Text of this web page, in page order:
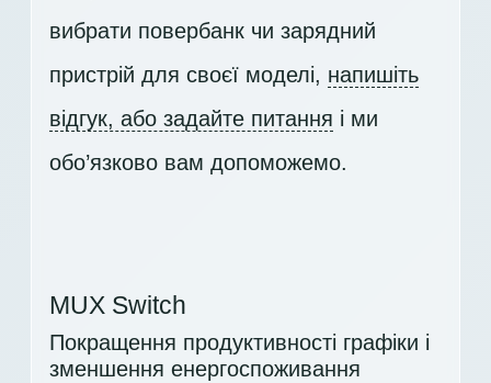
вибрати повербанк чи зарядний
пристрій для своєї моделі, напишіть
відгук, або задайте питання і ми
обо’язково вам допоможемо.
MUX Switch
Покращення продуктивності графіки і
зменшення енергоспоживання